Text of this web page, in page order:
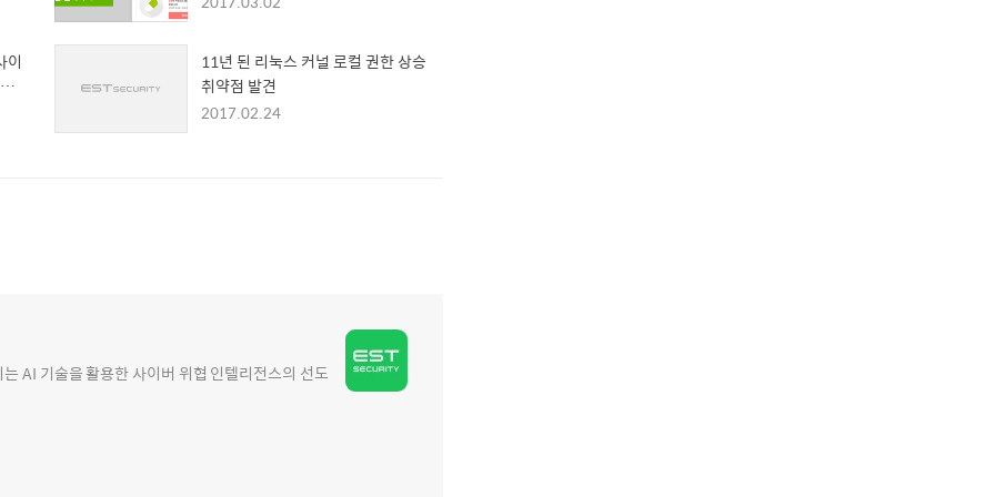
이
11년 된 리눅스 커널 로컬 권한 상승
취약점 발견
2017.02.24
AI 기술을 활용한 사이버 위협 인텔리전스의 선도